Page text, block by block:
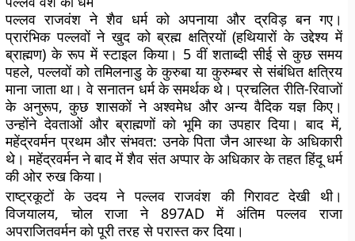
पल्लव राजवंश ने शैव धर्म को अपनाया और द्रविड़ बन गए।
प्रारंभिक पल्लवों ने खुद को ब्रह्म क्षत्रियों (हथियारों के उद्देश्य में
ब्राह्मण) के रूप में स्टाइल किया। 5 वीं शताब्दी सीई से कुछ समय
पहले, पल्लवों को तमिलनाडु के कुरुबा या कुरुम्बर से संबंधित क्षत्रिय
माना जाता था। वे सनातन धर्म के समर्थक थे। प्रचलित रीति-रिवाजों
के अनुरूप, कुछ शासकों ने अश्वमेध और अन्य वैदिक यज्ञ किए।
उन्होंने देवताओं और ब्राह्मणों को भूमि का उपहार दिया। बाद में,
महेंद्रवर्मन प्रथम और संभवत: उनके पिता जैन आस्था के अधिकारी
थे। महेंद्रवर्मन ने बाद में शैव संत अप्पार के अधिकार के तहत हिंदू धर्म
की ओर रुख किया।
राष्ट्रकूटों के उदय ने पल्लव राजवंश की गिरावट देखी थी।
विजयालय, चोल राजा ने 897AD में अंतिम पल्लव राजा
अपराजितवर्मन को पूरी तरह से परास्त कर दिया।